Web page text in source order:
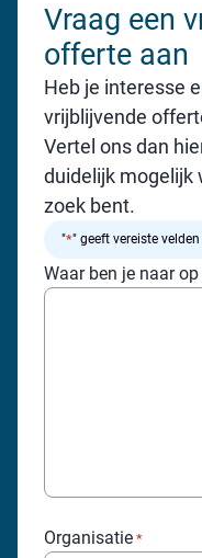
Vraag een
offerte aan
Heb je interesse
vrijblijvende
Vertel ons dan
duidelijk mogelijk
zoek bent.
"*" geeft vereiste
Waar ben je naar op
Organisatie *